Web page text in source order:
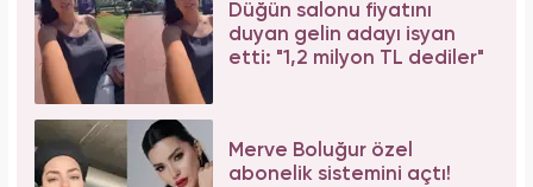
Düğün salonu fiyatını
duyan gelin adayı isyan
etti: "1,2 milyon TL dediler"
Merve Boluğur özel
abonelik sistemini açtı!